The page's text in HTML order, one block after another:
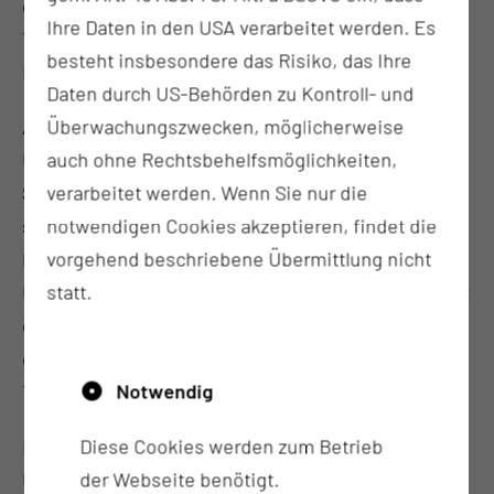
gewonnen werden, da der notwendige
Transportweg auf ein Minimum reduziert wird“, so
Dr. Kliesch weiter.
Annette Maskus bot bei Ankunft im
Untersuchungsraum bereits eine dramatische
Symptomatik mit deutlich gestörtem Bewusstsein
sowie starker Unruhe. „Gerade bei solchen
Patienten zahlt sich Schnelligkeit bei der
Untersuchungsdurchführung sowohl für die Qualität
der erzeugten diagnostischen Bilder als auch für
die beschleunigte Einleitung einer entsprechenden
Therapie aus“, erklärt Dr. Kliesch.
Es erfolgte daher unmittelbar nach der
Untersuchung die Therapieeinleitung mittels
Ihre Daten in den USA verarbeitet werden. Es
besteht insbesondere das Risiko, das Ihre
Daten durch US-Behörden zu Kontroll- und
Überwachungszwecken, möglicherweise
auch ohne Rechtsbehelfsmöglichkeiten,
verarbeitet werden. Wenn Sie nur die
notwendigen Cookies akzeptieren, findet die
vorgehend beschriebene Übermittlung nicht
statt.
Notwendig
Diese Cookies werden zum Betrieb
der Webseite benötigt.